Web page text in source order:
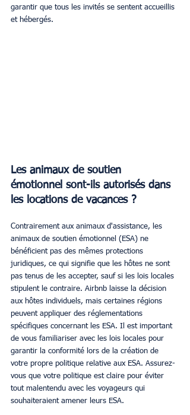
garantir que tous les invités se sentent accueillis
et hébergés.
Les animaux de soutien
émotionnel sont-ils autorisés dans
les locations de vacances ?
Contrairement aux animaux d'assistance, les
animaux de soutien émotionnel (ESA) ne
bénéficient pas des mêmes protections
juridiques, ce qui signifie que les hôtes ne sont
pas tenus de les accepter, sauf si les lois locales
stipulent le contraire. Airbnb laisse la décision
aux hôtes individuels, mais certaines régions
peuvent appliquer des réglementations
spécifiques concernant les ESA. Il est important
de vous familiariser avec les lois locales pour
garantir la conformité lors de la création de
votre propre politique relative aux ESA. Assurez-
vous que votre politique est claire pour éviter
tout malentendu avec les voyageurs qui
souhaiteraient amener leurs ESA.